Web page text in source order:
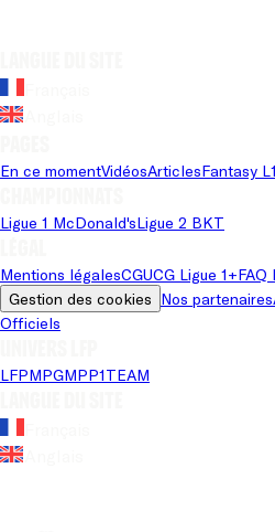
En ce momentVidéosArticlesFantasy L1
Ligue 1 McDonald'sLigue 2 BKT
Mentions légalesCGUCG Ligue 1+FAQ
Gestion des cookies Nos partenaires
Officiels
LFPMPGMPP1TEAM